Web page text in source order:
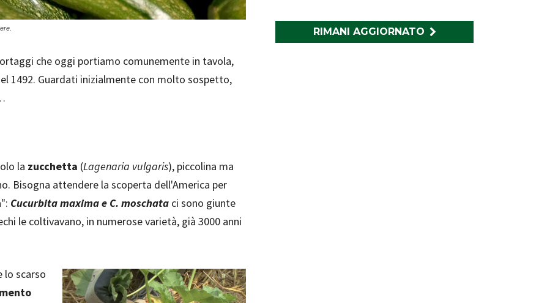
che oggi portiamo comunemente in tavola,
1492. Guardati inizialmente con molto sospetto,
la zucchetta (Lagenaria vulgaris), piccolina ma
Bisogna attendere la scoperta dell'America per
Cucurbita maxima e C. moschata ci sono giunte
le coltivavano, in numerose varietà, già 3000 anni
lo scarso
RIMANI AGGIORNATO